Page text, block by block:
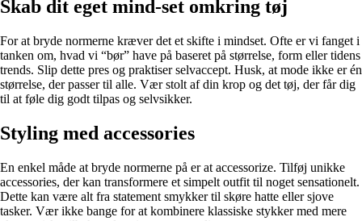
Skab dit eget mind-set omkring tøj
For at bryde normerne kræver det et skifte i mindset. Ofte er vi fanget i
tanken om, hvad vi “bør” have på baseret på størrelse, form eller tidens
trends. Slip dette pres og praktiser selvaccept. Husk, at mode ikke er én
størrelse, der passer til alle. Vær stolt af din krop og det tøj, der får dig
til at føle dig godt tilpas og selvsikker.
Styling med accessories
En enkel måde at bryde normerne på er at accessorize. Tilføj unikke
accessories, der kan transformere et simpelt outfit til noget sensationelt.
Dette kan være alt fra statement smykker til skøre hatte eller sjove
tasker. Vær ikke bange for at kombinere klassiske stykker med mere